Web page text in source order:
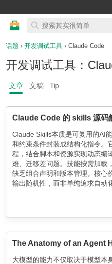
话题 › 开发调试工具 › Claude Code
开发调试工具：
文章 文稿 Tip
Claude Code 的 skills 源码
Claude Skills本质是可复用的AI
和约束条件封装成结构化指令。
程，结合脚本和资源实现动态编
难、迁移差问题。技能按需加载
缺乏组合声明和版本管理。核心
输出随机性，而非单纯追求自动
The Anatomy of an Agent
大模型的能力不仅取决于模型